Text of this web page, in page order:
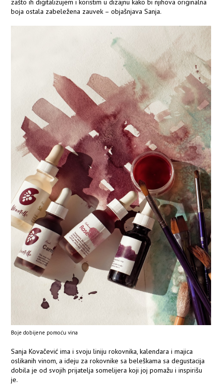
zašto ih digitalizujem i koristim u dizajnu kako bi njihova originalna
boja ostala zabeležena zauvek – objašnjava Sanja.
Boje dobijene pomoću vina
Sanja Kovačević ima i svoju liniju rokovnika, kalendara i majica
oslikanih vinom, a ideju za rokovnike sa beleškama sa degustacija
dobila je od svojih prijatelja somelijera koji joj pomažu i inspirišu
je.